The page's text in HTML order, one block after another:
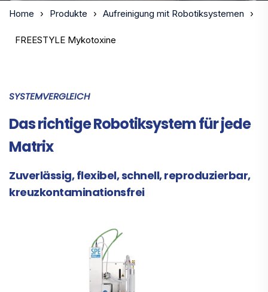
Home Produkte Aufreinigung mit Robotiksystemen
FREESTYLE Mykotoxine
SYSTEMVERGLEICH
Das richtige Robotiksystem für jede
Matrix
Zuverlässig, flexibel, schnell, reproduzierbar,
kreuzkontaminationsfrei